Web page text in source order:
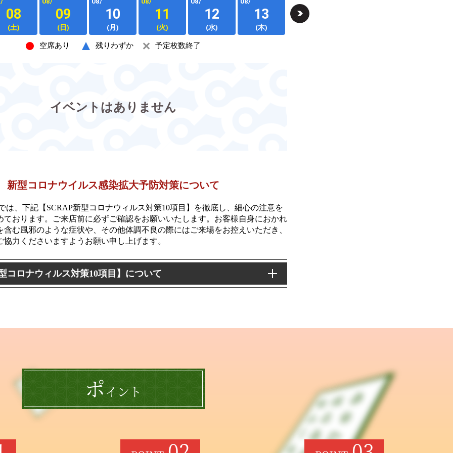
08
(土)
09
(日)
10
(月)
11
(火)
12
(水)
13
(木)
14
空席あり 残りわずか 予定枚数終了
イベントはありません
新型コロナウイルス感染拡大予防対策について
は、下記【SCRAP新型コロナウィルス対策10項目】を徹底し、細心の注意を
ております。ご来店前に必ずご確認をお願いいたします。お客様自身におかれ
含む風邪のような症状や、その他体調不良の際にはご来場をお控えいただき、
協力くださいますようお願い申し上げます。
コロナウィルス対策10項目】について
ポイント